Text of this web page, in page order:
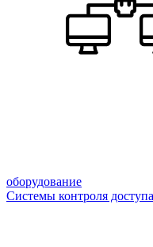
оборудование
Системы контроля доступа